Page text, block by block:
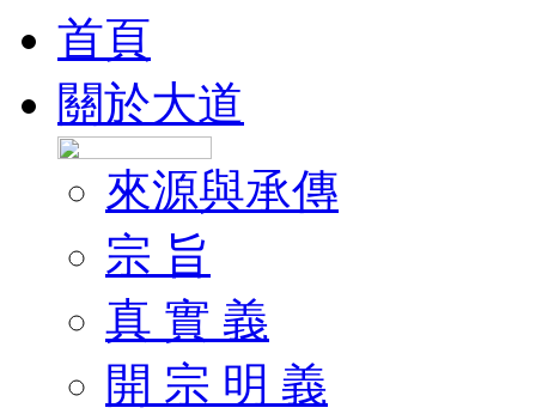
首頁
關於大道
來源與承傳
宗 旨
真 實 義
開 宗 明 義